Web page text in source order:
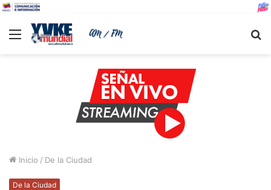
Menu
Inicio / De la Ciudad
De la Ciudad